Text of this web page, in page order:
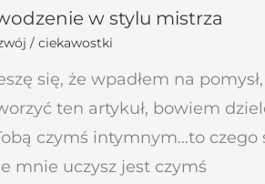
w stylu mistrza
/ ciekawostki
się, że wpadłem na
ten artykuł, bowiem
czymś intymnym…to czego
mnie uczysz jest czymś